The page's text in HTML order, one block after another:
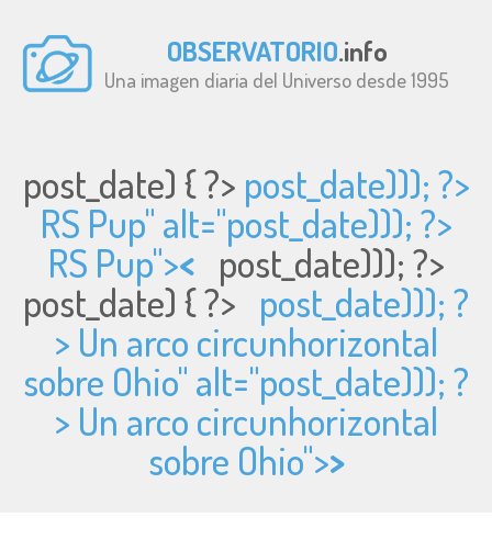
OBSERVATORIO.info
Una imagen diaria del Universo desde 1995
post_date) { ?> post_date))); ?>
RS Pup" alt="post_date))); ?>
RS Pup">< post_date))); ?>
post_date) { ?> post_date))); ?
> Un arco circunhorizontal
sobre Ohio" alt="post_date))); ?
> Un arco circunhorizontal
sobre Ohio">>